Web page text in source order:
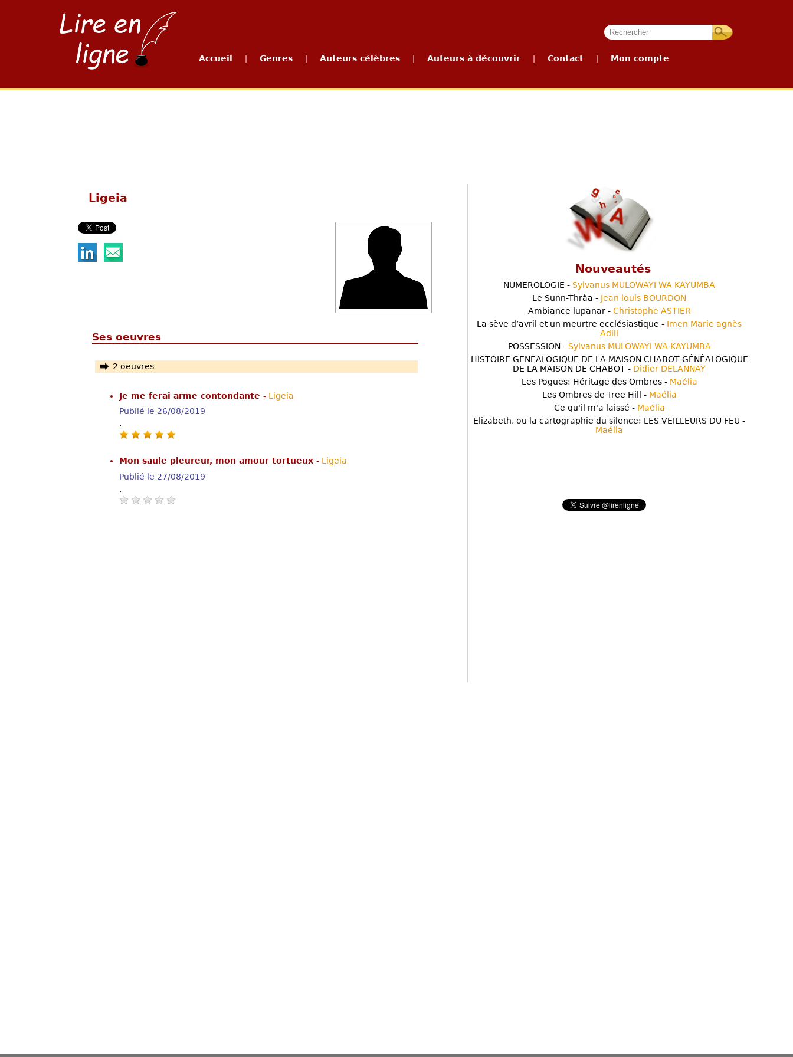
Accueil Genres Auteurs célèbres Auteurs à découvrir Contact Mon compte
Ligeia
Ses oeuvres
2 oeuvres
Je me ferai arme contondante - Ligeia
Publié le 26/08/2019
.
Mon saule pleureur, mon amour tortueux - Ligeia
Publié le 27/08/2019
.
Nouveautés
NUMEROLOGIE - Sylvanus MULOWAYI WA KAYUMBA
Le Sunn-Thrâa - Jean louis BOURDON
Ambiance lupanar - Christophe ASTIER
La sève d’avril et un meurtre ecclésiastique - Imen Marie agnès
Adili
POSSESSION - Sylvanus MULOWAYI WA KAYUMBA
HISTOIRE GENEALOGIQUE DE LA MAISON CHABOT GÉNÉALOGIQUE
DE LA MAISON DE CHABOT - Didier DELANNAY
Les Pogues: Héritage des Ombres - Maélia
Les Ombres de Tree Hill - Maélia
Ce qu'il m'a laissé - Maélia
Elizabeth, ou la cartographie du silence: LES VEILLEURS DU FEU -
Maélia